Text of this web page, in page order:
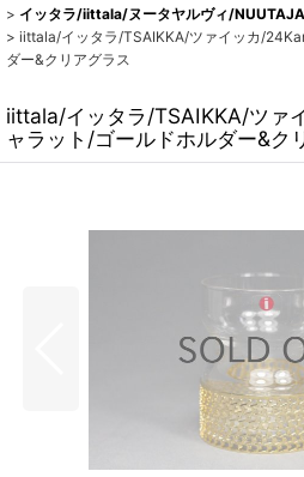
> イッタラ/iittala/ヌータヤルヴィ/
> iittala/イッタラ/TSAIKKA/ツァイッカ/
ダー&クリアグラス
iittala/イッタラ/TSAIKKA/ツァ
ャラット/ゴールドホルダー&ク